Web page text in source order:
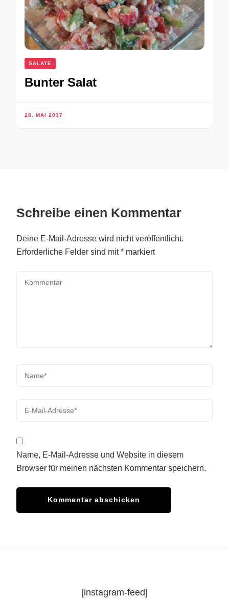
SALATE
Bunter Salat
28. MAI 2017
Schreibe einen Kommentar
Deine E-Mail-Adresse wird nicht veröffentlicht.
Erforderliche Felder sind mit* markiert
Name, E-Mail-Adresse und Website in diesem
Browser für meinen nächsten Kommentar speichern.
[instagram-feed]